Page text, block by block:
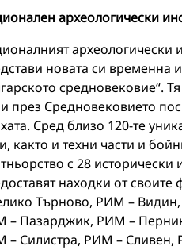
археологически
археологически
новата си временна
средновековие“.
през Средновековието
Сред близо 120-те
както и техни части и
с 28 исторически
находки от
Търново, РИМ –
– Пазарджик, РИМ –
– Силистра, РИМ –